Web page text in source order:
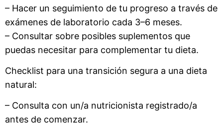
– Hacer un seguimiento de tu progreso a través de
exámenes de laboratorio cada 3–6 meses.
– Consultar sobre posibles suplementos que
puedas necesitar para complementar tu dieta.
Checklist para una transición segura a una dieta
natural:
– Consulta con un/a nutricionista registrado/a
antes de comenzar.